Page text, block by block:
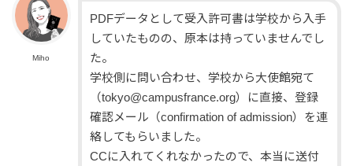
Miho
PDFデータとして受入許可書は学校から入手
していたものの、原本は持っていませんでし
た。
学校側に問い合わせ、学校から大使館宛て
（tokyo@campusfrance.org）に直接、登録
確認メール（confirmation of admission）を連
絡してもらいました。
CCに入れてくれなかったので、本当に送付